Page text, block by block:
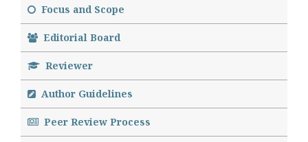
Focus and Scope
Editorial Board
Reviewer
Author Guidelines
Peer Review Process